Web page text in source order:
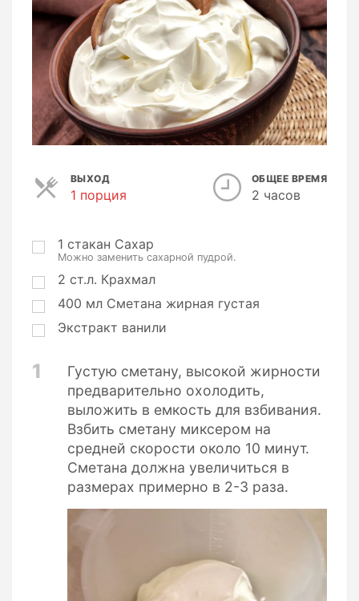
ВЫХОД
1 порция
ц
и
и
ОБЩЕЕ ВРЕМЯ
2 часов
1 стакан Сахар
Можно заменить сахарной пудрой.
2 ст.л. Крахмал
400 мл Сметана жирная густая
Экстракт ванили
1
Густую сметану, высокой жирности
предварительно охолодить,
выложить в емкость для взбивания.
Взбить сметану миксером на
средней скорости около 10 минут.
Сметана должна увеличиться в
размерах примерно в 2-3 раза.